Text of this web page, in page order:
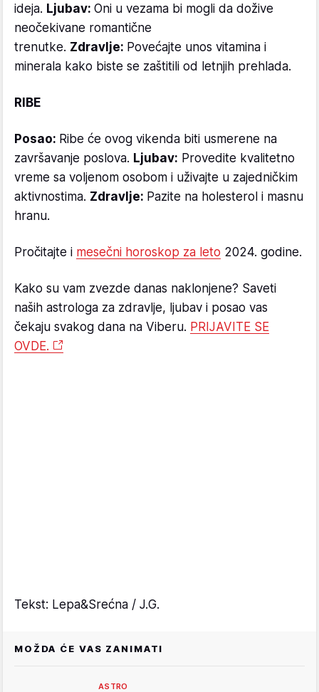
ideja. Ljubav: Oni u vezama bi mogli da dožive
neočekivane romantične
trenutke. Zdravlje: Povećajte unos vitamina i
minerala kako biste se zaštitili od letnjih prehlada.
RIBE
Posao: Ribe će ovog vikenda biti usmerene na
završavanje poslova. Ljubav: Provedite kvalitetno
vreme sa voljenom osobom i uživajte u zajedničkim
aktivnostima. Zdravlje: Pazite na holesterol i masnu
hranu.
Pročitajte i mesečni horoskop za leto 2024. godine.
Kako su vam zvezde danas naklonjene? Saveti
naših astrologa za zdravlje, ljubav i posao vas
čekaju svakog dana na Viberu. PRIJAVITE SE
OVDE.
Tekst: Lepa&Srećna / J.G.
MOŽDA ĆE VAS ZANIMATI
ASTRO